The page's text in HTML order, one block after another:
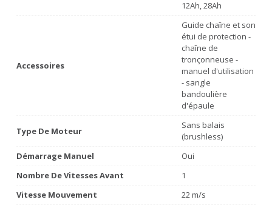
12Ah, 28Ah
Accessoires
Guide chaîne et son
étui de protection -
chaîne de
tronçonneuse -
manuel d'utilisation
- sangle
bandoulière
d'épaule
Type De Moteur
Sans balais
(brushless)
Démarrage Manuel
Oui
Nombre De Vitesses Avant
1
Vitesse Mouvement
22 m/s